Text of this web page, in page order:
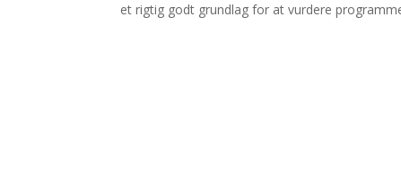
et rigtig godt grundlag for at vurdere